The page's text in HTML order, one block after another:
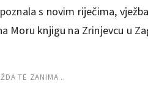
s novim riječima,
Moru knjigu na Zrinjevcu u
TE ZANIMA...